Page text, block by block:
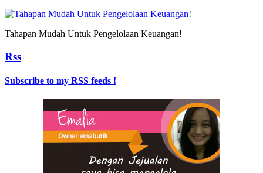
Mudah
Pengelolaan
Tahapan Mudah Untuk Pengelolaan Keuangan!
Rss
Subscribe to my RSS feeds !